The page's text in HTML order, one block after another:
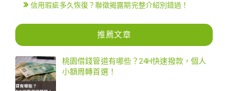
信用瑕疵多久恢復？聯徵揭露期完整介紹別錯過！
推薦文章
桃園借錢管道有哪些？24H快速撥款，個人
小額周轉首選！